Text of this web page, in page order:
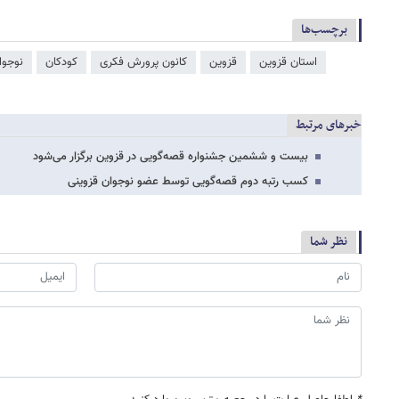
برچسب‌ها
استان قزوین قزوین کانون پرورش فکری کودکان
خبرهای مرتبط
بیست و ششمین جشنواره قصه‌گویی در قزوین برگزار می‌شود
کسب رتبه دوم قصه‌گویی توسط عضو نوجوان قزوینی
نظر شما